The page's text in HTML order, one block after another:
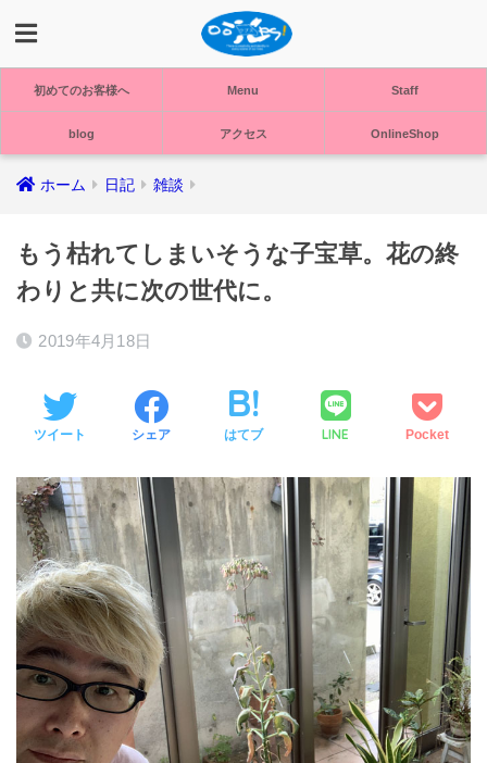
初めてのお客様へ Menu Staff
blog アクセス OnlineShop
ホーム 日記 雑談
もう枯れてしまいそうな子宝草。花の終
わりと共に次の世代に。
2019年4月18日
ツイート シェア はてブ LINE Pocket